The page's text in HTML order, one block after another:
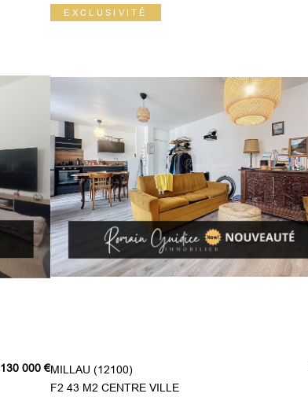
130 000 €
EXCLUSIVITÉ
MILLAU (12100)
F2 43 M2 CENTRE VILLE